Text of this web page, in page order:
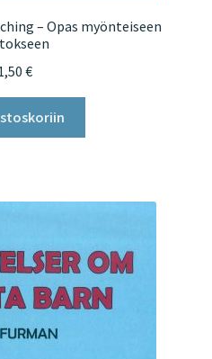
– Opas myönteiseen
€